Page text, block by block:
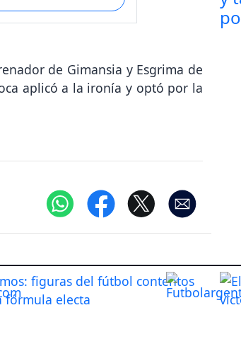
de Gimansia y Esgrima de
aplicó a la ironía y optó por la